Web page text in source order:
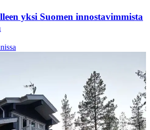
yksi Suomen innostavimmista